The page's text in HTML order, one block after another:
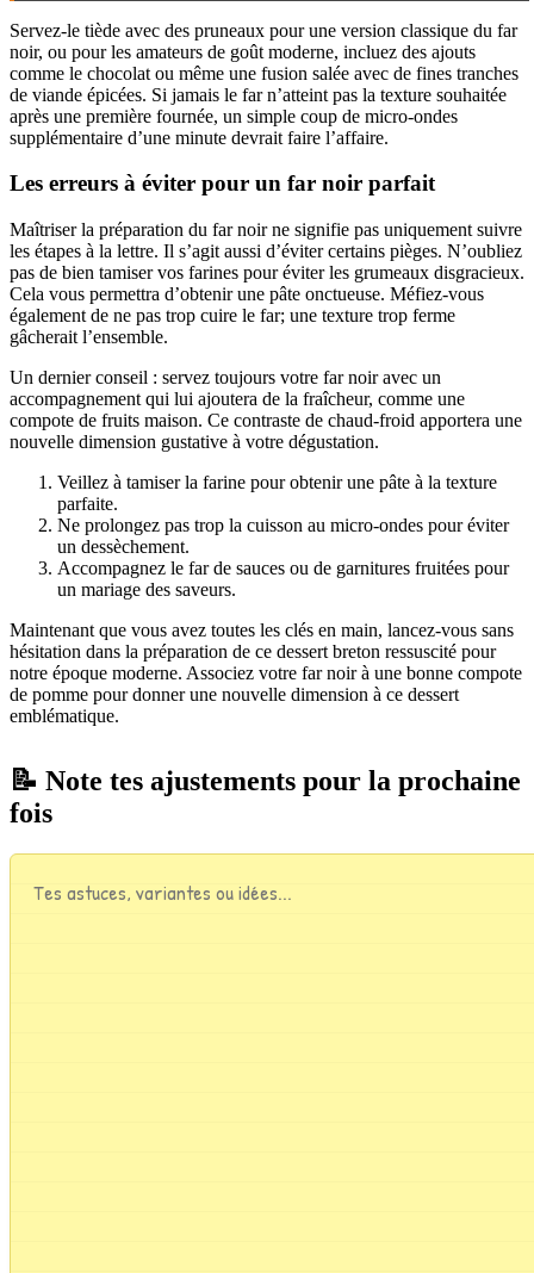
Servez-le tiède avec des pruneaux pour une version classique du far
noir, ou pour les amateurs de goût moderne, incluez des ajouts
comme le chocolat ou même une fusion salée avec de fines tranches
de viande épicées. Si jamais le far n’atteint pas la texture souhaitée
après une première fournée, un simple coup de micro-ondes
supplémentaire d’une minute devrait faire l’affaire.
Les erreurs à éviter pour un far noir parfait
Maîtriser la préparation du far noir ne signifie pas uniquement suivre
les étapes à la lettre. Il s’agit aussi d’éviter certains pièges. N’oubliez
pas de bien tamiser vos farines pour éviter les grumeaux disgracieux.
Cela vous permettra d’obtenir une pâte onctueuse. Méfiez-vous
également de ne pas trop cuire le far; une texture trop ferme
gâcherait l’ensemble.
Un dernier conseil : servez toujours votre far noir avec un
accompagnement qui lui ajoutera de la fraîcheur, comme une
compote de fruits maison. Ce contraste de chaud-froid apportera une
nouvelle dimension gustative à votre dégustation.
Veillez à tamiser la farine pour obtenir une pâte à la texture
parfaite.
Ne prolongez pas trop la cuisson au micro-ondes pour éviter
un dessèchement.
Accompagnez le far de sauces ou de garnitures fruitées pour
un mariage des saveurs.
Maintenant que vous avez toutes les clés en main, lancez-vous sans
hésitation dans la préparation de ce dessert breton ressuscité pour
notre époque moderne. Associez votre far noir à une bonne compote
de pomme pour donner une nouvelle dimension à ce dessert
emblématique.
📝 Note tes ajustements pour la prochaine
fois